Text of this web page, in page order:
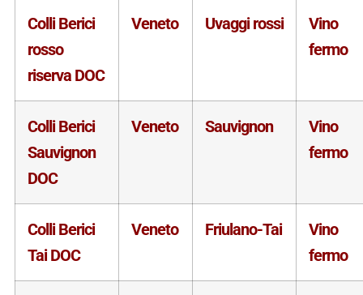
Colli Berici
rosso
riserva DOC
Veneto Uvaggi rossi
Vino
fermo
Colli Berici
Sauvignon
DOC
Veneto Sauvignon
Vino
fermo
Colli Berici
Tai DOC
Veneto Friulano-Tai
Vino
fermo